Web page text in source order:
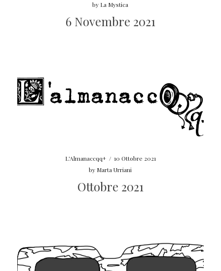
by La Mystica
6 Novembre 2021
L'Almanaccqq+ / 10 Ottobre 2021
by Marta Urriani
Ottobre 2021